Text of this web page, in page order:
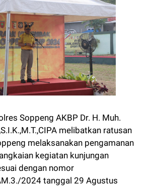
Soppeng AKBP Dr. H. Muh.
melibatkan ratusan
melaksanakan pengamanan
kegiatan kunjungan
dengan nomor
2024 tanggal 29 Agustus